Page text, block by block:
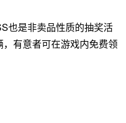
也是非卖品性质的抽奖活
有意者可在游戏内免费领